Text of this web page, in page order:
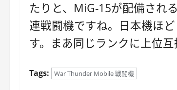
たりと、MiG-15が配備され
連戦闘機ですね。日本機ほ
す。まあ同じランクに上位
Tags: War Thunder Mobile 戦闘機